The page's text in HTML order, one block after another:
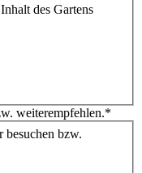
des Gartens
weiterempfehlen.*
besuchen bzw.